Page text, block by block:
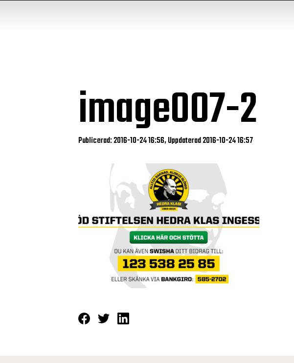
image007-2
Publicerad: 2016-10-24 16:56, Uppdaterad 2016-10-24 16:57